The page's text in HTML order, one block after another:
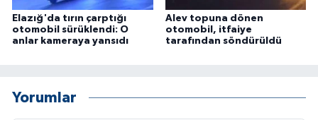
Elazığ'da tırın çarptığı
otomobil sürüklendi: O
anlar kameraya yansıdı
Alev topuna dönen
otomobil, itfaiye
tarafından söndürüldü
Yorumlar